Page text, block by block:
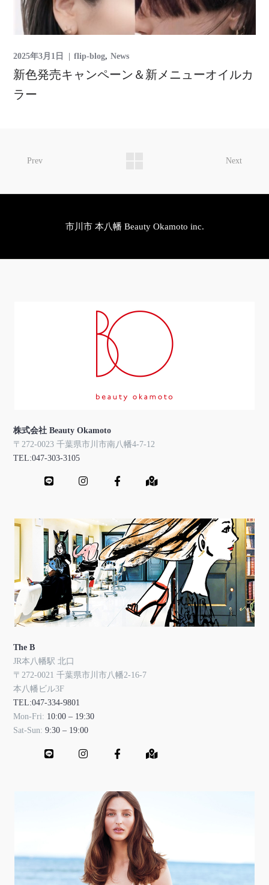
2025年3月1日 flip-blog News
新色発売キャンペーン＆新メニューオイルカ
ラー
Prev Next
市川市 本八幡 Beauty Okamoto inc.
株式会社 Beauty Okamoto
〒272-0023 千葉県市川市南八幡4-7-12
TEL:047-303-3105
The B
JR本八幡駅 北口
〒272-0021 千葉県市川市八幡2-16-7
本八幡ビル3F
TEL:047-334-9801
Mon-Fri: 10:00 – 19:30
Sat-Sun:9:30 – 19:00